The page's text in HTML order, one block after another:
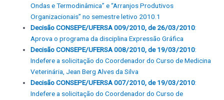
Ondas e Termodinâmica” e “Arranjos Produtivos
Organizacionais” no semestre letivo 2010.1
Decisão CONSEPE/UFERSA 009/2010, de 26/03/2010:
Aprova o programa da disciplina Expressão Gráfica
Decisão CONSEPE/UFERSA 008/2010, de 19/03/2010:
Indefere a solicitação do Coordenador do Curso de Medicina
Veterinária, Jean Berg Alves da Silva
Decisão CONSEPE/UFERSA 007/2010, de 19/03/2010:
Indefere a solicitação do Coordenador do Curso de